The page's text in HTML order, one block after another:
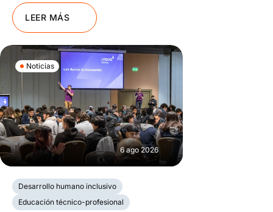
LEER MÁS
Noticias
6 ago 2026
Desarrollo humano inclusivo
Educación técnico-profesional